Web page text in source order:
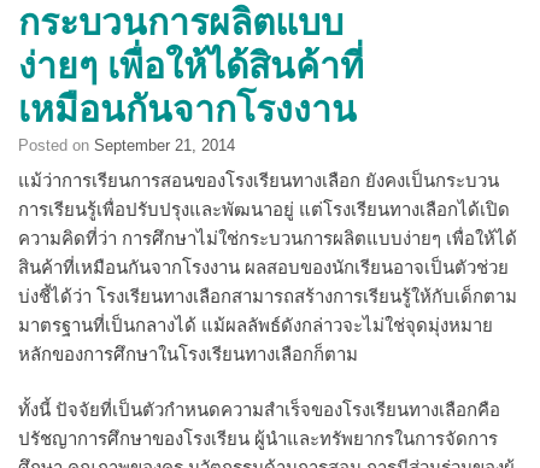
กระบวนการผลิตแบบ
ง่ายๆ เพื่อให้ได้สินค้าที่
เหมือนกันจากโรงงาน
Posted on September 21, 2014
แม้ว่าการเรียนการสอนของโรงเรียนทางเลือก ยังคงเป็นกระบวน
การเรียนรู้เพื่อปรับปรุงและพัฒนาอยู่ แต่โรงเรียนทางเลือกได้เปิด
ความคิดที่ว่า การศึกษาไม่ใช่กระบวนการผลิตแบบง่ายๆ เพื่อให้ได้
สินค้าที่เหมือนกันจากโรงงาน ผลสอบของนักเรียนอาจเป็นตัวช่วย
บ่งชี้ได้ว่า โรงเรียนทางเลือกสามารถสร้างการเรียนรู้ให้กับเด็กตาม
มาตรฐานที่เป็นกลางได้ แม้ผลลัพธ์ดังกล่าวจะไม่ใช่จุดมุ่งหมาย
หลักของการศึกษาในโรงเรียนทางเลือกก็ตาม
ทั้งนี้ ปัจจัยที่เป็นตัวกำหนดความสำเร็จของโรงเรียนทางเลือกคือ
ปรัชญาการศึกษาของโรงเรียน ผู้นำและทรัพยากรในการจัดการ